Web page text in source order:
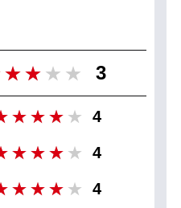
3
4
4
4